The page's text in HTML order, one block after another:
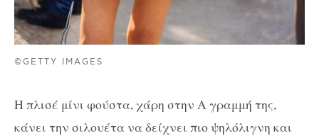
©GETTY IMAGES
Η πλισέ μίνι φούστα, χάρη στην Α γραμμή της,
κάνει την σιλουέτα να δείχνει πιο ψηλόλιγνη και